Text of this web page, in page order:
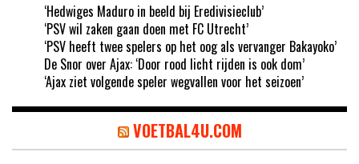
‘Hedwiges Maduro in beeld bij Eredivisieclub’
‘PSV wil zaken gaan doen met FC Utrecht’
‘PSV heeft twee spelers op het oog als vervanger Bakayoko’
De Snor over Ajax: ‘Door rood licht rijden is ook dom’
‘Ajax ziet volgende speler wegvallen voor het seizoen’
VOETBAL4U.COM